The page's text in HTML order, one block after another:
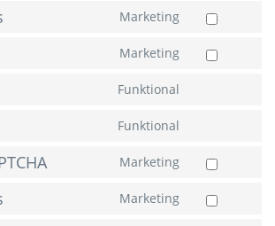
service
analytics
Marketing
Consent
service
Marketing
Consent
Funktional
Funktional
service
Marketing
Consent
service
Marketing
Consent